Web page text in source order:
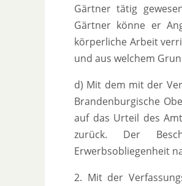
Gärtner tätig
Gärtner könne er
körperliche Arbeit
und aus welchem
d) Mit dem mit der
Brandenburgische
auf das Urteil des
zurück. Der
Erwerbsobliegenheit
2. Mit der